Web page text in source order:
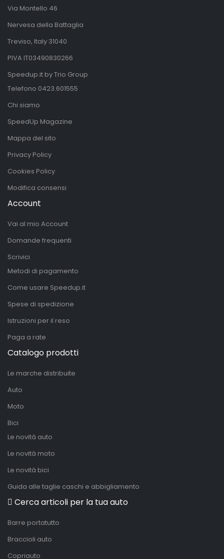
Via Montello 46
Nervesa della Battaglia
Treviso, Italy 31040
PIVA IT03490830266
Speedup.it by Trio Group
Telefono 0423.601555
Chi siamo
SpeedUp Magazine
Mappa del sito
Privacy Policy
Cookies Policy
Modifica consensi
Account
Vai al mio Account
Domande frequenti
Scrivici
Metodi di pagamento
Come usare Speedup.it
Spese di spedizione
Istruzioni per il reso
Paga a rate
Catalogo prodotti
Le marche distribuite
Auto
Moto
Bici
Le novità auto
Le novità moto
Le novità bici
Guida alle taglie caschi e abbigliamento
Cerca articoli per la tua auto
Barre portatutto
Braccioli auto
Copriauto